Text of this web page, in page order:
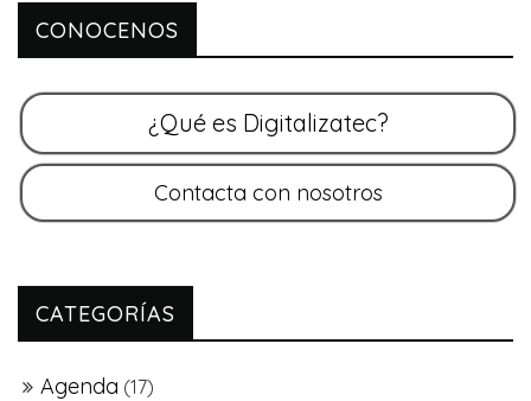
CONOCENOS
CATEGORÍAS
Agenda (17)